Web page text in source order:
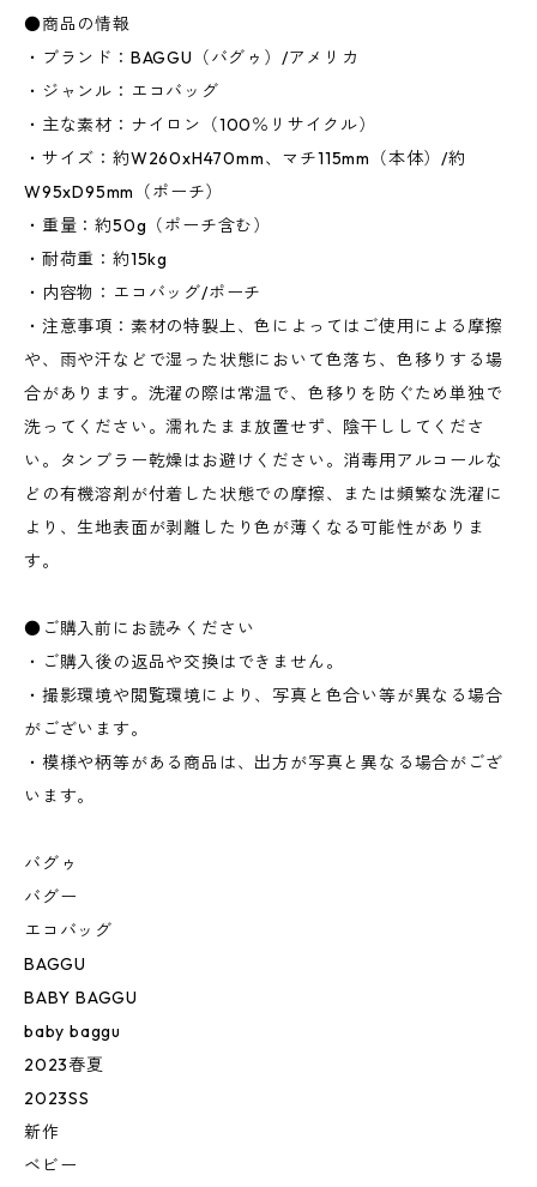
●商品の情報
・ブランド：BAGGU（バグゥ）/アメリカ
・ジャンル：エコバッグ
・主な素材：ナイロン（100％リサイクル）
・サイズ：約W260xH470mm、マチ115mm（本体）/約
W95xD95mm（ポーチ）
・重量：約50g（ポーチ含む）
・耐荷重：約15kg
・内容物：エコバッグ/ポーチ
・注意事項：素材の特製上、色によってはご使用による摩擦
や、雨や汗などで湿った状態において色落ち、色移りする場
合があります。洗濯の際は常温で、色移りを防ぐため単独で
洗ってください。濡れたまま放置せず、陰干ししてくださ
い。タンブラー乾燥はお避けください。消毒用アルコールな
どの有機溶剤が付着した状態での摩擦、または頻繁な洗濯に
より、生地表面が剥離したり色が薄くなる可能性がありま
す。
●ご購入前にお読みください
・ご購入後の返品や交換はできません。
・撮影環境や閲覧環境により、写真と色合い等が異なる場合
がございます。
・模様や柄等がある商品は、出方が写真と異なる場合がござ
います。
バグゥ
バグー
エコバッグ
BAGGU
BABY BAGGU
baby baggu
2023春夏
2023SS
新作
ベビー